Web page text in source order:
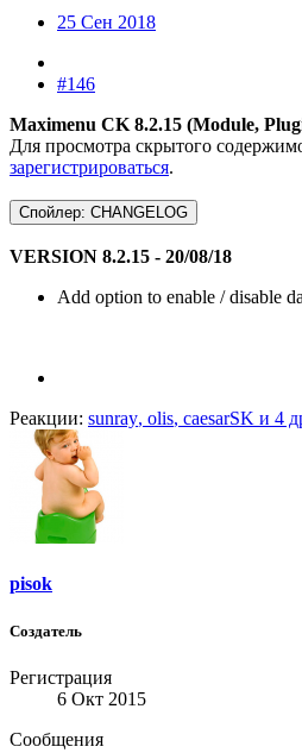
25 Сен 2018
#146
Maximenu CK 8.2.15 (Module,
Для просмотра скрытого
зарегистрироваться.
Спойлер: CHANGELOG
VERSION 8.2.15 - 20/08/18
Add option to enable / disable
Реакции: sunray, olis, caesarSK и 4
pisok
Создатель
Регистрация
6 Окт 2015
Сообщения